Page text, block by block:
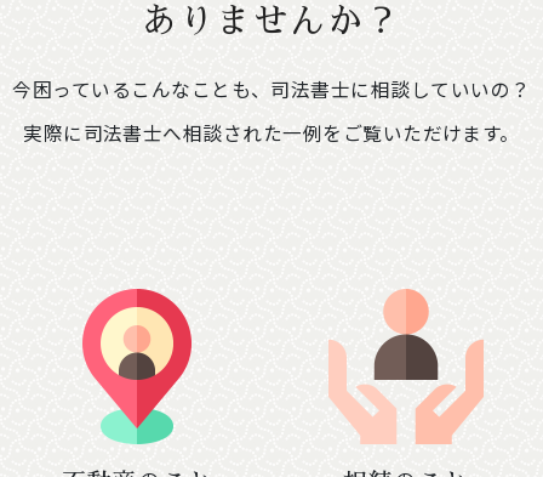
「相続・遺言推進月間」司法書士による無料
【開催期間】令和８年２月１日（日）～２月２
８日（土）※ご予約不要
【綾部市】（変更前）あやべ・日東精工アリー
ナ → （変更後）綾部市I・Tビル ３階研修
室Ａ・Ｂ
２月１０日（火）
【京都市 中京区役所】（変更前）４階第１会
議室 → （変更後）３階会議室
ありませんか？
今困っているこんなことも、司法書士に相談していいの？
実際に司法書士へ相談された一例をご覧いただけます。